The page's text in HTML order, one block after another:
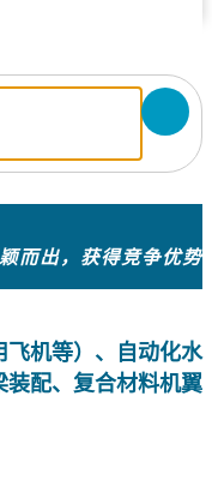
而出，获得竞争优势
机等）、自动化水
配、复合材料机翼